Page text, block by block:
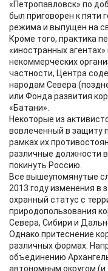
«Петропавловск» по
был приговорен к пяти
режима и выпущен на
Кроме того, практика
«иностранных
некоммерческих
частности, Центра
народам Севера
или Фонда развития
«Батани».
Некоторые из
вовлеченный в защиту
рамках их
различные должности
покинуть Россию.
Все вышеупомянутые
2013 году изменения в
охранный статус с
природопользования
Севера, Сибири и
Однако притеснение
различных формах.
объединению
автономным округом